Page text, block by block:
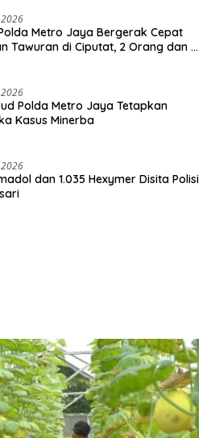
Metro Jaya Bergerak Cepat
Tawuran di Ciputat, 2 Orang dan 3
Polda Metro Jaya Tetapkan
Kasus Minerba
dan 1.035 Hexymer Disita Polisi